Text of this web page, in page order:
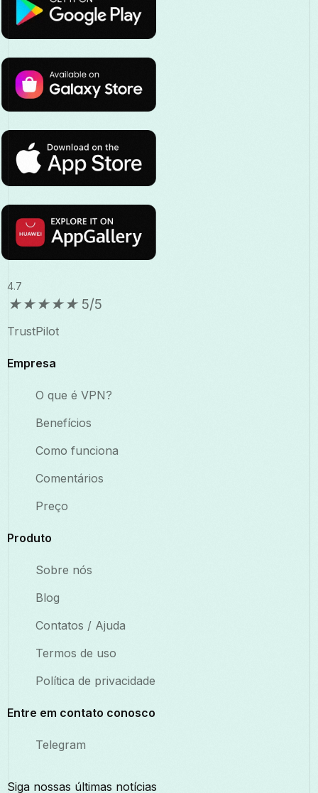
4.7
★★★★★ 5/5
TrustPilot
Empresa
O que é VPN?
Benefícios
Como funciona
Comentários
Preço
Produto
Sobre nós
Blog
Contatos / Ajuda
Termos de uso
Política de privacidade
Entre em contato conosco
Telegram
Siga nossas últimas notícias